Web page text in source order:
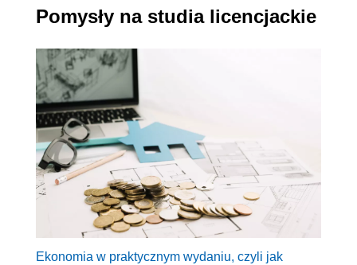
Pomysły na studia licencjackie
Ekonomia w praktycznym wydaniu, czyli jak